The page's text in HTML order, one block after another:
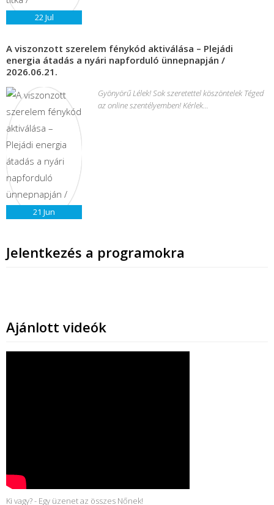
22Jul
A viszonzott szerelem fénykód aktiválása – Plejádi
energia átadás a nyári napforduló ünnepnapján /
2026.06.21.
21 Jun
Gyönyörű Lélek! Sok szeretettel köszöntelek Téged
az online szentélyemben! Kérlek...
Jelentkezés a programokra
Ajánlott videók
Ki vagy? - Egy üzenet az összes Nőnek!